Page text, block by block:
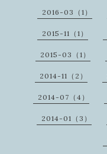
2016-03（1）
2015-11（1）
2015-03（1）
2014-11（2）
2014-07（4）
2014-01（3）